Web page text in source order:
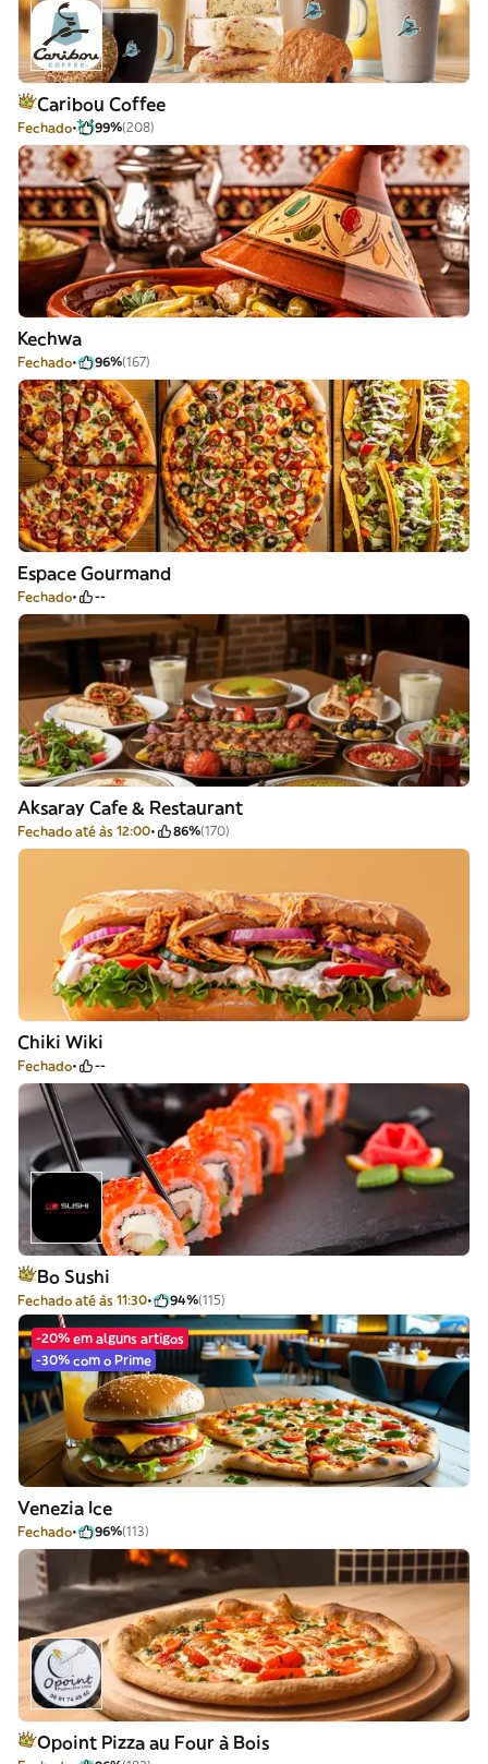
Caribou Coffee
Fechado 99%(208)
Kechwa
Fechado 96%(167)
Espace Gourmand
Fechado --
Aksaray Cafe & Restaurant
Fechado até às 12:00 86%(170)
Chiki Wiki
Fechado --
Bo Sushi
Fechado até às 11:30 94%(115)
-20% em alguns artigos
-30% com o Prime
Venezia Ice
Fechado 96%(113)
Opoint Pizza au Four à Bois